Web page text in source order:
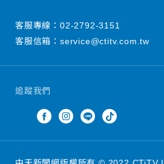
追蹤我們
客服專線： 02-2792-3151
客服信箱： service@ctitv.com.tw